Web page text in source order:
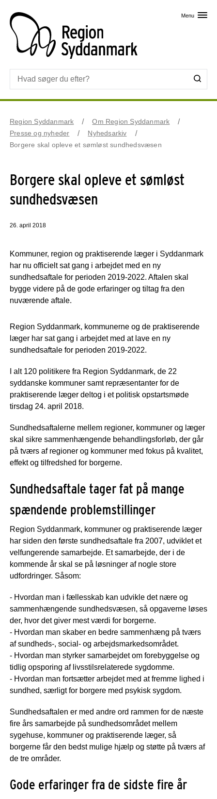
Menu
Region Syddanmark
Om Region Syddanmark
Presse og nyheder
Nyhedsarkiv
Borgere skal opleve et sømløst sundhedsvæsen
Borgere skal opleve et sømløst
sundhedsvæsen
26. april 2018
Kommuner, region og praktiserende læger i Syddanmark
har nu officielt sat gang i arbejdet med en ny
sundhedsaftale for perioden 2019-2022. Aftalen skal
bygge videre på de gode erfaringer og tiltag fra den
nuværende aftale.
Region Syddanmark, kommunerne og de praktiserende
læger har sat gang i arbejdet med at lave en ny
sundhedsaftale for perioden 2019-2022.
I alt 120 politikere fra Region Syddanmark, de 22
syddanske kommuner samt repræsentanter for de
praktiserende læger deltog i et politisk opstartsmøde
tirsdag 24. april 2018.
Sundhedsaftalerne mellem regioner, kommuner og læger
skal sikre sammenhængende behandlingsforløb, der går
på tværs af regioner og kommuner med fokus på kvalitet,
effekt og tilfredshed for borgerne.
Sundhedsaftale tager fat på mange
spændende problemstillinger
Region Syddanmark, kommuner og praktiserende læger
har siden den første sundhedsaftale fra 2007, udviklet et
velfungerende samarbejde. Et samarbejde, der i de
kommende år skal se på løsninger af nogle store
udfordringer. Såsom:
- Hvordan man i fællesskab kan udvikle det nære og
sammenhængende sundhedsvæsen, så opgaverne løses
der, hvor det giver mest værdi for borgerne.
- Hvordan man skaber en bedre sammenhæng på tværs
af sundheds-, social- og arbejdsmarkedsområdet.
- Hvordan man styrker samarbejdet om forebyggelse og
tidlig opsporing af livsstilsrelaterede sygdomme.
- Hvordan man fortsætter arbejdet med at fremme lighed i
sundhed, særligt for borgere med psykisk sygdom.
Sundhedsaftalen er med andre ord rammen for de næste
fire års samarbejde på sundhedsområdet mellem
sygehuse, kommuner og praktiserende læger, så
borgerne får den bedst mulige hjælp og støtte på tværs af
de tre områder.
Gode erfaringer fra de sidste fire år